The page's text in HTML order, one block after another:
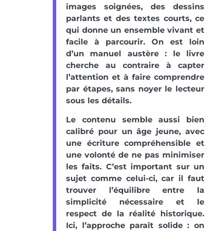
images soignées, des dessins
parlants et des textes courts, ce
qui donne un ensemble vivant et
facile à parcourir. On est loin
d’un manuel austère : le livre
cherche au contraire à capter
l’attention et à faire comprendre
par étapes, sans noyer le lecteur
sous les détails.
Le contenu semble aussi bien
calibré pour un âge jeune, avec
une écriture compréhensible et
une volonté de ne pas minimiser
les faits. C’est important sur un
sujet comme celui-ci, car il faut
trouver l’équilibre entre la
simplicité nécessaire et le
respect de la réalité historique.
Ici, l’approche paraît solide : on